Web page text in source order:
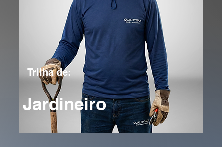
Jardineiro
Trilha de: